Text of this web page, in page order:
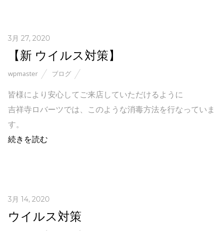
3月 27, 2020
【新 ウイルス対策】
wpmaster ブログ
皆様により安心してご来店していただけるように
吉祥寺ロバーツでは、このような消毒方法を行なっていま
す。
続きを読む
3月 14, 2020
ウイルス対策